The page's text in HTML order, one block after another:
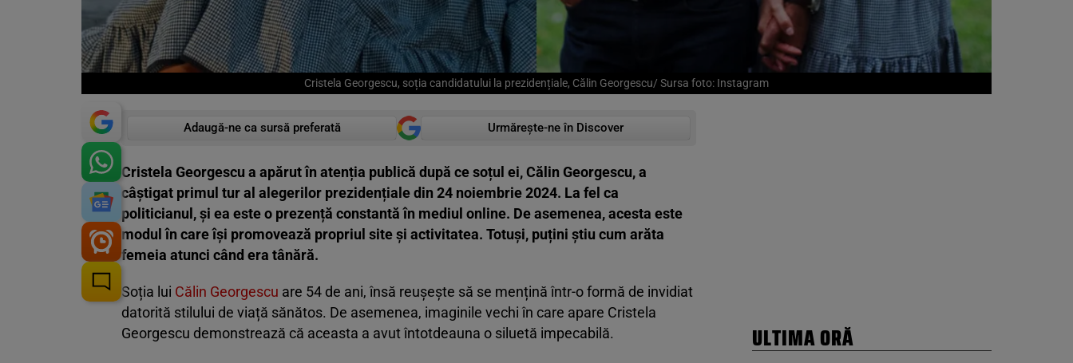
Cristela Georgescu, soția candidatului la prezidențiale, Călin Georgescu/ Sursa foto: Instagram
Adaugă-ne ca sursă preferată Urmărește-ne în Discover
Cristela Georgescu a apărut în atenția publică după ce soțul ei, Călin Georgescu, a
câștigat primul tur al alegerilor prezidențiale din 24 noiembrie 2024. La fel ca
politicianul, și ea este o prezență constantă în mediul online. De asemenea, acesta este
modul în care își promovează propriul site și activitatea. Totuși, puțini știu cum arăta
femeia atunci când era tânără.
Soția lui Călin Georgescu are 54 de ani, însă reușește să se mențină într-o formă de invidiat
datorită stilului de viață sănătos. De asemenea, imaginile vechi în care apare Cristela
Georgescu demonstrează că aceasta a avut întotdeauna o siluetă impecabilă.
ULTIMA ORĂ